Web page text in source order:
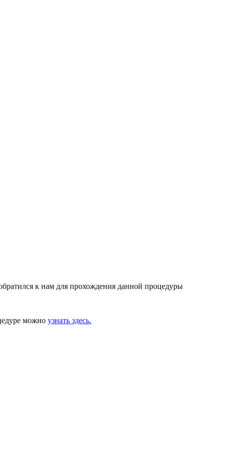
к нам для прохождения данной процедуры
можно узнать здесь.